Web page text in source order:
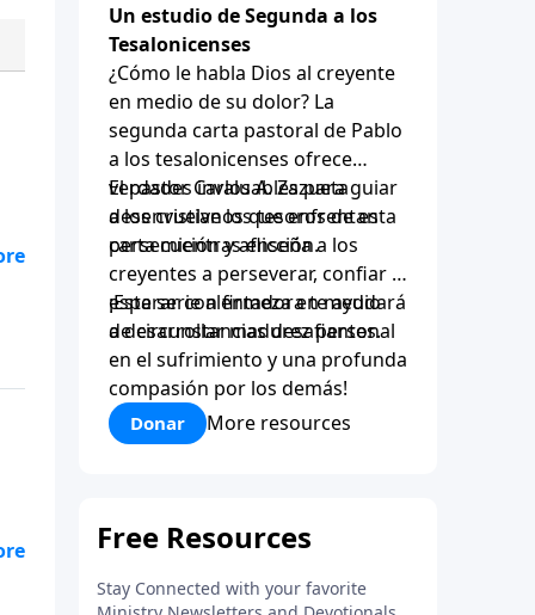
Un estudio de Segunda a los
Tesalonicenses
¿Cómo le habla Dios al creyente
en medio de su dolor? La
segunda carta pastoral de Pablo
a los tesalonicenses ofrece
verdades invaluables para guiar
a los cristianos que enfrentan
persecución y aflicción.
El pastor Carlos A. Zazueta
desenvuelve los tesoros de esta
carta mientras enseña a los
creyentes a perseverar, confiar y
esperar con firmeza en medio
de circunstancias desafiantes.
¡Esta serie alentadora te ayudará
a desarrollar madurez personal
en el sufrimiento y una profunda
compasión por los demás!
Donar More resources